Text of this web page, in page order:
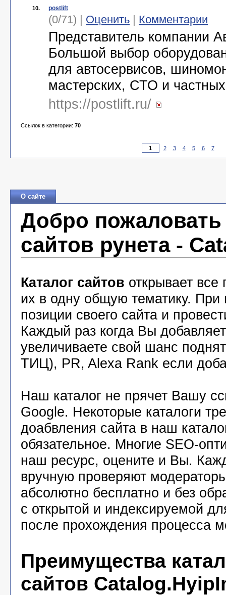
10. postlift
(0/71) | Оценить | Комментарии
Представитель компании
Большой выбор
для автосервисов,
мастерских, СТО и
https://postlift.ru/
Ссылок в категории: 70
2 3 4 5 6 7
О сайте
Добро
сайтов рунета -
Каталог сайтов открывает все
их в одну общую тематику.
позиции своего сайта и
Каждый раз когда Вы
увеличиваете свой шанс
ТИЦ), PR, Alexa Rank если
Наш каталог не прячет Вашу
Google. Некоторые каталоги
доабвления сайта в наш
обязательное. Многие SEO-
наш ресурс, оцените и Вы.
вручную проверяют
абсолютно бесплатно и без
с открытой и индексируемой
после прохождения процесса
Преимущества
сайтов